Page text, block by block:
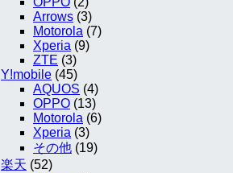
Arrows (3)
Motorola (7)
Xperia (9)
ZTE (3)
Y!mobile (45)
AQUOS (4)
OPPO (13)
Motorola (6)
Xperia (3)
その他 (19)
楽天 (52)